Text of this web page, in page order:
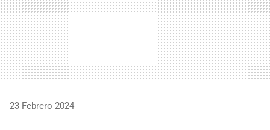
23 Febrero 2024